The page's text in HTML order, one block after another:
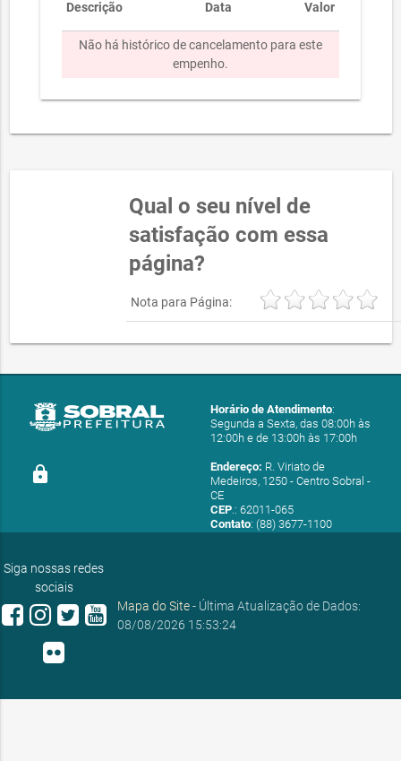
Descrição Data Valor
Não há histórico de cancelamento para este
empenho.
Qual o seu nível de
satisfação com essa
página?
Nota para Página:
lock
Horário de Atendimento:
Segunda a Sexta, das 08:00h às
12:00h e de 13:00h às 17:00h
Endereço: R. Viriato de
Medeiros, 1250 - Centro Sobral -
CE
CEP.: 62011-065
Contato: (88) 3677-1100
Siga nossas redes
sociais
Mapa do Site- Última Atualização de Dados:
08/08/2026 15:53:24